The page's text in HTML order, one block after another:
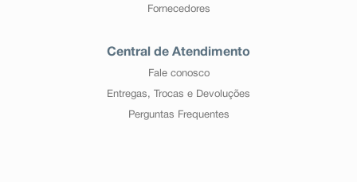
Fornecedores
Central de Atendimento
Fale conosco
Entregas, Trocas e Devoluções
Perguntas Frequentes